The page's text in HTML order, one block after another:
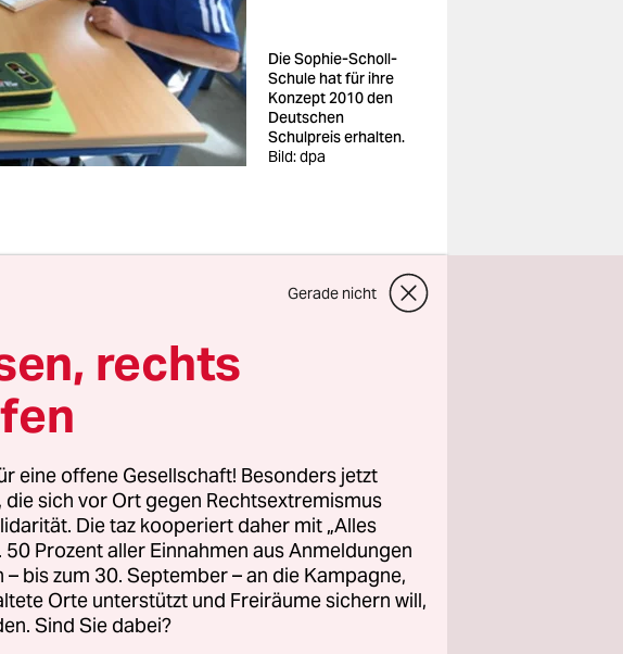
Die Sophie-Scholl-
Schule hat für ihre
Konzept 2010 den
Deutschen
Schulpreis erhalten.
Bild: dpa
die Reform der
damit, dass
Schnitt ist bei den
glaube ich fest
Schulen herrscht
mit der niemand
aber richtige
Gerade nicht
rechts
eine offene Gesellschaft! Besonders jetzt
die sich vor Ort gegen Rechtsextremismus
Die taz kooperiert daher mit „Alles
Prozent aller Einnahmen aus Anmeldungen
– bis zum 30. September – an die Kampagne,
Orte unterstützt und Freiräume sichern will,
Sind Sie dabei?